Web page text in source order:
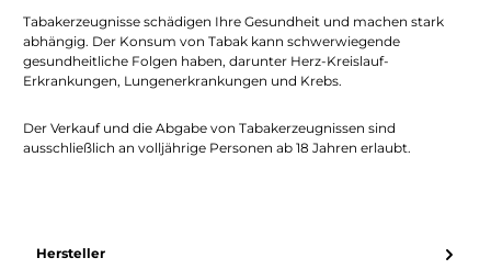
Tabakerzeugnisse schädigen Ihre Gesundheit und machen stark
abhängig. Der Konsum von Tabak kann schwerwiegende
gesundheitliche Folgen haben, darunter Herz-Kreislauf-
Erkrankungen, Lungenerkrankungen und Krebs.
Der Verkauf und die Abgabe von Tabakerzeugnissen sind
ausschließlich an volljährige Personen ab 18 Jahren erlaubt.
Hersteller